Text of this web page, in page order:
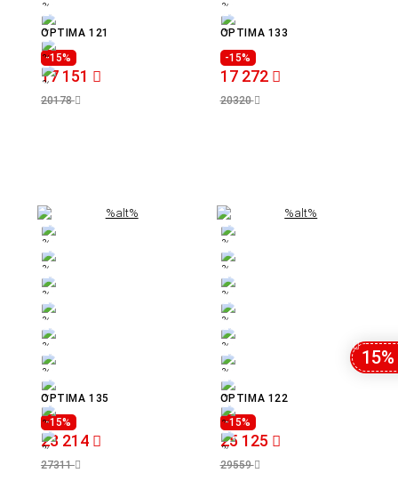
OPTIMA 121
-15%
17 151
20178
OPTIMA 133
-15%
17 272
20320
OPTIMA 135
-15%
23 214
27311
OPTIMA 122
-15%
25 125
29559
15%